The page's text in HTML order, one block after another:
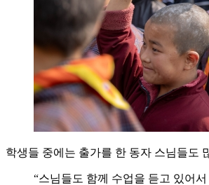
학생들 중에는 출가를 한 동자 스님들도
“스님들도 함께 수업을 듣고 있어